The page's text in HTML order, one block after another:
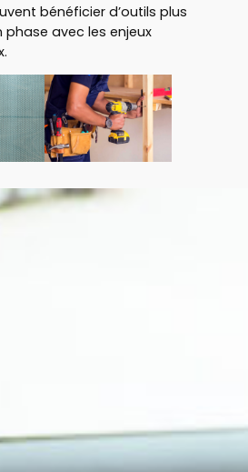
bénéficier d’outils plus
avec les enjeux